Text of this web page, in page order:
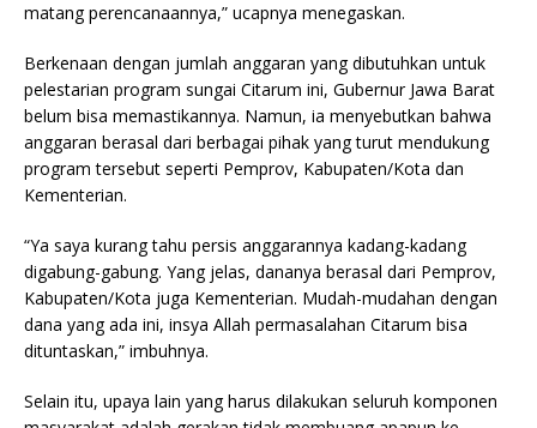
matang perencanaannya,” ucapnya menegaskan.
Berkenaan dengan jumlah anggaran yang dibutuhkan untuk
pelestarian program sungai Citarum ini, Gubernur Jawa Barat
belum bisa memastikannya. Namun, ia menyebutkan bahwa
anggaran berasal dari berbagai pihak yang turut mendukung
program tersebut seperti Pemprov, Kabupaten/Kota dan
Kementerian.
“Ya saya kurang tahu persis anggarannya kadang-kadang
digabung-gabung. Yang jelas, dananya berasal dari Pemprov,
Kabupaten/Kota juga Kementerian. Mudah-mudahan dengan
dana yang ada ini, insya Allah permasalahan Citarum bisa
dituntaskan,” imbuhnya.
Selain itu, upaya lain yang harus dilakukan seluruh komponen